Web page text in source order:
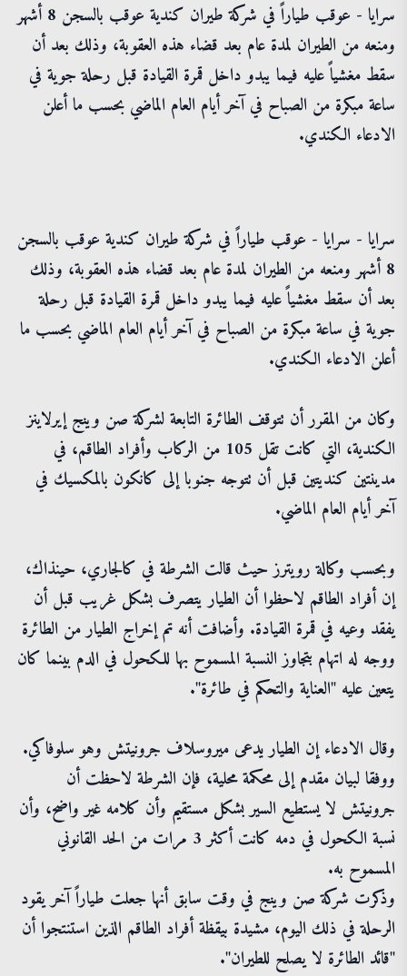
سرايا - عوقب طياراً في شركة طيران كندية عوقب بالسجن 8 أشهر
ومنعه من الطيران لمدة عام بعد قضاء هذه العقوبة، وذلك بعد أن
سقط مغشياً عليه فيما يبدو داخل قمرة القيادة قبل رحلة جوية في
ساعة مبكرة من الصباح في آخر أيام العام الماضي بحسب ما أعلن
الادعاء الكندي.
سرايا - سرايا - عوقب طياراً في شركة طيران كندية عوقب بالسجن
8 أشهر ومنعه من الطيران لمدة عام بعد قضاء هذه العقوبة، وذلك
بعد أن سقط مغشياً عليه فيما يبدو داخل قمرة القيادة قبل رحلة
جوية في ساعة مبكرة من الصباح في آخر أيام العام الماضي بحسب ما
أعلن الادعاء الكندي.
وكان من المقرر أن تتوقف الطائرة التابعة لشركة صن وينج إيرلاينز
الكندية، التي كانت تقل 105 من الركاب وأفراد الطاقم، في
مدينتين كنديتين قبل أن تتوجه جنوبا إلى كانكون بالمكسيك في
آخر أيام العام الماضي.
وبحسب وكالة رويترز حيث قالت الشرطة في كالجاري، حينذاك،
إن أفراد الطاقم لاحظوا أن الطيار يتصرف بشكل غريب قبل أن
يفقد وعيه في قمرة القيادة. وأضافت أنه تم إخراج الطيار من الطائرة
ووجه له اتهام بتجاوز النسبة المسموح بها للكحول في الدم بينما كان
يتعين عليه "العناية والتحكم في طائرة".
وقال الادعاء إن الطيار يدعى ميروسلاف جرونيتش وهو سلوفاكي.
ووفقا لبيان مقدم إلى محكمة محلية، فإن الشرطة لاحظت أن
جرونيتش لا يستطيع السير بشكل مستقيم وأن كلامه غير واضح، وأن
نسبة الكحول في دمه كانت أكثر 3 مرات من الحد القانوني
المسموح به.
وذكرت شركة صن وينج في وقت سابق أنها جعلت طياراً آخر يقود
الرحلة في ذلك اليوم، مشيدة بيقظة أفراد الطاقم الذين استنتجوا أن
"قائد الطائرة لا يصلح للطيران".